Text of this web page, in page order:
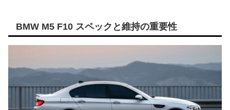
BMW M5 F10 スペックと維持の重要性